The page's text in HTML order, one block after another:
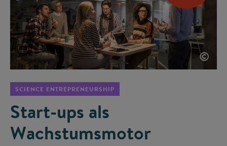
©
SCIENCE ENTREPRENEURSHIP
Start-ups als
Wachstumsmotor